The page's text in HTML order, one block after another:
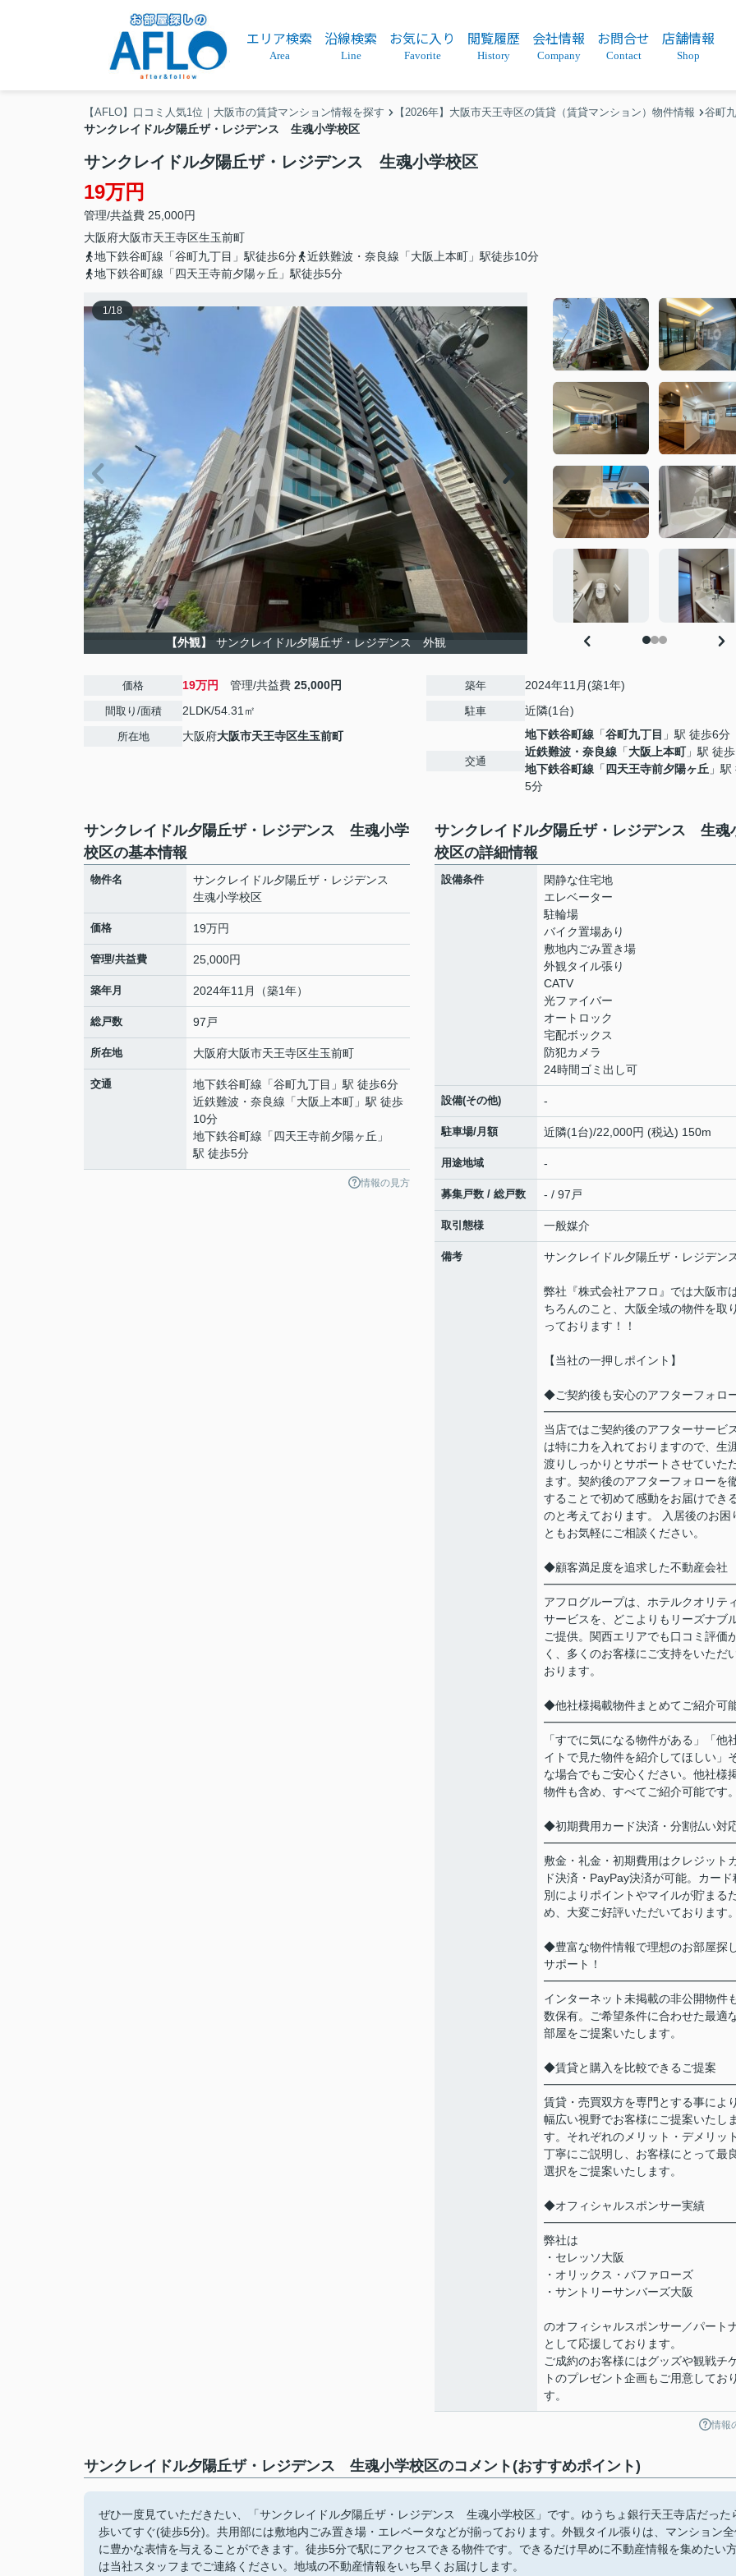
エリア検索
Area
沿線検索
Line
お気に入り
Favorite
閲覧履歴
History
会社情報
Company
お問合せ
Contact
店舗情報
Shop
【AFLO】口コミ人気1位｜大阪市の賃貸マンション情報を探す 【2026年】大阪市天王寺区の賃貸（賃貸マンション）物件情報 谷町
サンクレイドル夕陽丘ザ・レジデンス 生魂小学校区
サンクレイドル夕陽丘ザ・レジデンス 生魂小学校区
19万円
管理/共益費 25,000円
大阪府大阪市天王寺区生玉前町
地下鉄谷町線「谷町九丁目」駅徒歩6分
近鉄難波・奈良線「大阪上本町」駅徒歩10分
地下鉄谷町線「四天王寺前夕陽ヶ丘」駅徒歩5分
1/18
【外観】 サンクレイドル夕陽丘ザ・レジデンス 外観
価格 19万円 管理/共益費 25,000円
間取り/面積 2LDK/54.31㎡
所在地 大阪府大阪市天王寺区生玉前町
築年 2024年11月(築1年)
駐車 近隣(1台)
交通
地下鉄谷町線 「谷町九丁目 」駅 徒歩6分
近鉄難波・奈良線 「大阪上本町」駅 徒
地下鉄谷町線 「 四天王寺前夕陽ヶ丘 」
5分
サンクレイドル夕陽丘ザ・レジデンス 生魂小学
校区の基本情報
物件名
サンクレイドル夕陽丘ザ・レジデンス
生魂小学校区
価格 19万円
管理/共益費 25,000円
築年月 2024年11月（築1年）
総戸数 97戸
所在地 大阪府大阪市天王寺区生玉前町
交通 地下鉄谷町線 「谷町九丁目 」駅 徒歩6分
近鉄難波・奈良線 「大阪上本町 」駅 徒歩
10分
地下鉄谷町線 「四天王寺前夕陽ヶ丘 」
駅 徒歩5分
情報の見方
サンクレイドル夕陽丘ザ・レジデンス 生魂
校区の詳細情報
設備条件
閑静な住宅地
エレベーター
駐輪場
バイク置場あり
敷地内ごみ置き場
外観タイル張り
CATV
光ファイバー
オートロック
宅配ボックス
防犯カメラ
24時間ゴミ出し可
設備(その他) -
駐車場/月額 近隣(1台)/22,000円 (税込) 150m
用途地域 -
募集戸数 / 総戸数 - / 97戸
取引態様 一般媒介
備考 サンクレイドル夕陽丘ザ・レジデン
弊社『株式会社アフロ』では大阪市
ちろんのこと、大阪全域の物件を取
っております！！
【当社の一押しポイント】
◆ご契約後も安心のアフターフォロ
当店ではご契約後のアフターサービ
は特に力を入れておりますので、生
渡りしっかりとサポートさせていた
ます。契約後のアフターフォローを
することで初めて感動をお届けでき
のと考えております。 入居後のお困
ともお気軽にご相談ください。
◆顧客満足度を追求した不動産会社
アフログループは、ホテルクオリテ
サービスを、どこよりもリーズナブ
ご提供。関西エリアでも口コミ評価
く、多くのお客様にご支持をいただ
おります。
◆他社様掲載物件まとめてご紹介可
「すでに気になる物件がある」「他
イトで見た物件を紹介してほしい」
な場合でもご安心ください。他社様
物件も含め、すべてご紹介可能です。
◆初期費用カード決済・分割払い対
敷金・礼金・初期費用はクレジット
ド決済・PayPay決済が可能。カード
別によりポイントやマイルが貯まる
め、大変ご好評いただいております。
◆豊富な物件情報で理想のお部屋探
サポート！
インターネット未掲載の非公開物件
数保有。ご希望条件に合わせた最適
部屋をご提案いたします。
◆賃貸と購入を比較できるご提案
賃貸・売買双方を専門とする事により
幅広い視野でお客様にご提案いたしま
す。それぞれのメリット・デメリッ
丁寧にご説明し、お客様にとって最
選択をご提案いたします。
◆オフィシャルスポンサー実績
弊社は
・セレッソ大阪
・オリックス・バファローズ
・サントリーサンバーズ大阪
のオフィシャルスポンサー／パート
として応援しております。
ご成約のお客様にはグッズや観戦チ
トのプレゼント企画もご用意してお
す。
情報
サンクレイドル夕陽丘ザ・レジデンス 生魂小学校区のコメント(おすすめポイント)
ぜひ一度見ていただきたい、「サンクレイドル夕陽丘ザ・レジデンス 生魂小学校区」です。ゆうちょ銀行天王寺店だった
歩いてすぐ(徒歩5分)。共用部には敷地内ごみ置き場・エレベータなどが揃っております。外観タイル張りは、マンション
に豊かな表情を与えることができます。徒歩5分で駅にアクセスできる物件です。できるだけ早めに不動産情報を集めたい
は当社スタッフまでご連絡ください。地域の不動産情報をいち早くお届けします。